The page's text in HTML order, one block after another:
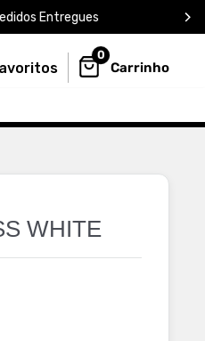
Entregues
0
Carrinho
WHITE